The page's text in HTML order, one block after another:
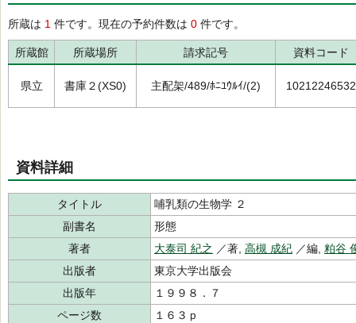
所蔵は 1 件です。現在の予約件数は 0 件です。
所蔵館 所蔵場所 請求記号 資料コード
県立 書庫２(XS0) 主配架/489/ﾎﾆﾕｳﾙｲ/(2) 10212246532
資料詳細
タイトル
哺乳類の生物学 ２
副書名
形態
著者
大泰司 紀之 ／著, 高槻 成紀 ／編, 粕谷
出版者
東京大学出版会
出版年
１９９８．７
ページ数
１６３ｐ